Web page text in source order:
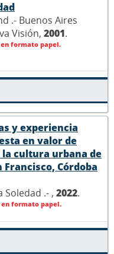
.- Buenos Aires
Visión, 2001.
formato papel.
y experiencia
en valor de
cultura urbana de
Francisco, Córdoba
Soledad .- , 2022.
formato papel.